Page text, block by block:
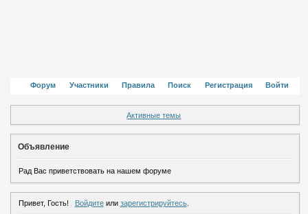
Форум Участники Правила Поиск Регистрация Войти
Активные темы
Объявление
Рад Вас приветствовать на нашем форуме
Привет, Гость! Войдитеили зарегистрируйтесь.